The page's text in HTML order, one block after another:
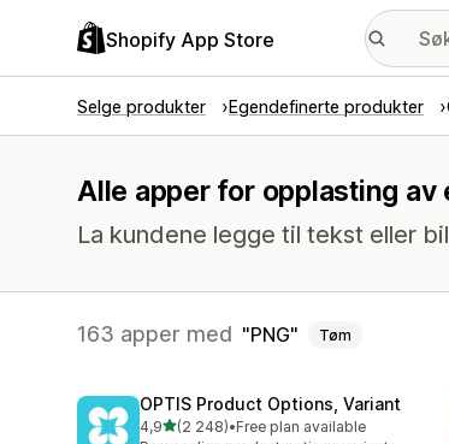
Shopify App Store
Selge produkter Egendefinerte produkter
Alle apper for opplasting
La kundene legge til tekst eller
163 apper med PNG Tøm
OPTIS Product Options, Variant
4,9av 5 stjerner
(2 248)
Totalt 2248 omtaler
•Free plan available